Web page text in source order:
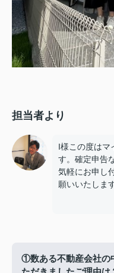
担当者より
I様この度はマ
す。確定申告
気軽にお申し
願いいたします
①数ある不動産会社の